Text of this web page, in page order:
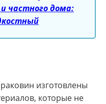
частного дома:
изготовлены
которые не